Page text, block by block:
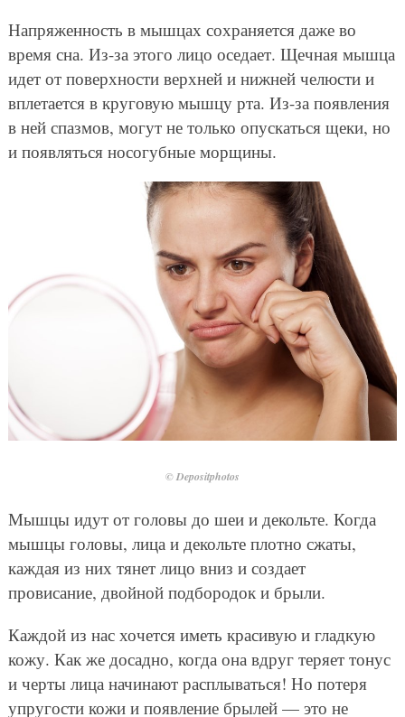
Напряженность в мышцах сохраняется даже во
время сна. Из-за этого лицо оседает. Щечная мышца
идет от поверхности верхней и нижней челюсти и
вплетается в круговую мышцу рта. Из-за появления
в ней спазмов, могут не только опускаться щеки, но
и появляться носогубные морщины.
© Depositphotos
Мышцы идут от головы до шеи и декольте. Когда
мышцы головы, лица и декольте плотно сжаты,
каждая из них тянет лицо вниз и создает
провисание, двойной подбородок и брыли.
Каждой из нас хочется иметь красивую и гладкую
кожу. Как же досадно, когда она вдруг теряет тонус
и черты лица начинают расплываться! Но потеря
упругости кожи и появление брылей — это не